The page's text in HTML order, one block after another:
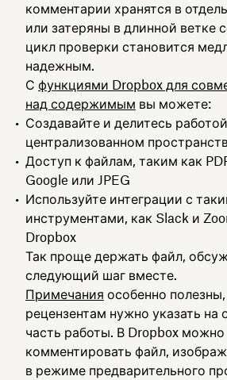
комментарии хранятся в
или затеряны в длинной ветке
цикл проверки становится
надежным.
С функциями Dropbox для
над содержимым вы можете:
Создавайте и делитесь
централизованном
Доступ к файлам, таким как
Google или JPEG
Используйте интеграции с
инструментами, как Slack и
Dropbox
Так проще держать файл,
следующий шаг вместе.
Примечания особенно
рецензентам нужно указать на
часть работы. В Dropbox можно
комментировать файл,
в режиме предварительного